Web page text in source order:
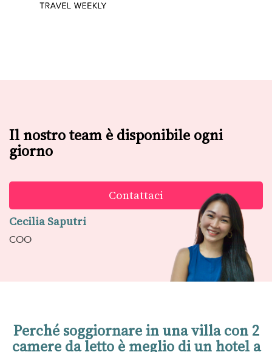
Il nostro team è disponibile ogni
giorno
Contattaci
Cecilia Saputri
COO
Perché soggiornare in una villa con 2
camere da letto è meglio di un hotel a